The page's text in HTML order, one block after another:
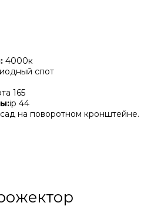
4000к
спот
165
ip 44
на поворотном кронштейне.